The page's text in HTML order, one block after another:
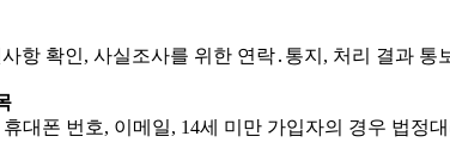
항 확인, 사실조사를 위한 연락․통지, 처리 결과 통
대폰 번호, 이메일, 14세 미만 가입자의 경우 법정